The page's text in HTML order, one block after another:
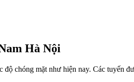
Hà Nội
chóng mặt như hiện nay. Các tuyến